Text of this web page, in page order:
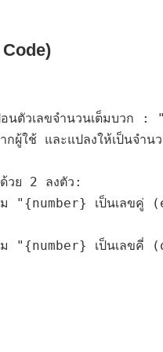
ตัวเลขจำนวนเต็มบวก : "
ผู้ใช้ และแปลงให้เป็นจำนว
ย 2 ลงตัว:
"{number} เป็นเลขคู่
"{number} เป็นเลขคี่